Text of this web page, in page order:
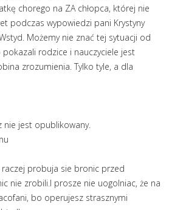
chorego na ZA chłopca, której nie
podczas wypowiedzi pani Krystyny
Możemy nie znać tej sytuacji od
rodzice i nauczyciele jest
zrozumienia. Tylko tyle, a dla
nie jest opublikowany.
raczej probuja sie bronic przed
nie zrobili.I prosze nie uogolniac, że na
bo operujesz strasznymi